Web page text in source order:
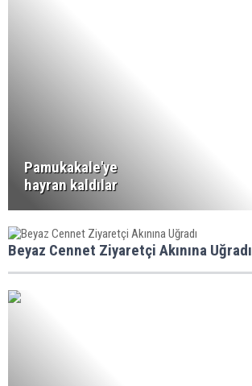
Pamukakale'ye
hayran kaldılar
Beyaz Cennet Ziyaretçi Akınına Uğradı